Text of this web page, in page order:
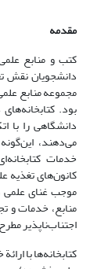
مقدمه
کتب و منابع
دانشجویان نقش
مجموعه منابع
بود.
دانشگاهی را با
می‌دهند،
خدمات
کانون‌های تغذیه
موجب غنای علمی
منابع، خدمات و
اجتناب‌ناپذیر
کتابخانه‌ها با